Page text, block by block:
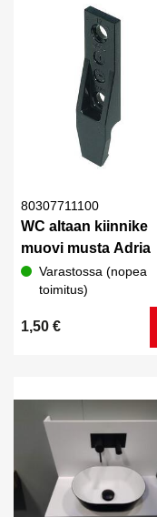
80307711100
WC altaan kiinnike
muovi musta Adria
Varastossa (nopea
toimitus)
1,50 €